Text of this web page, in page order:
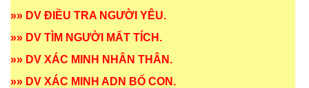
»» DV ĐIỀU TRA NGƯỜI YÊU.
»» DV TÌM NGƯỜI MẤT TÍCH .
»» DV XÁC MINH NHÂN THÂN .
»» DV XÁC MINH ADN BỐ CON .